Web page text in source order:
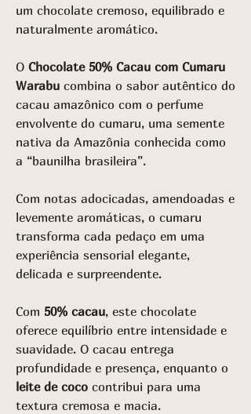
um chocolate cremoso, equilibrado e
naturalmente aromático.
O Chocolate 50% Cacau com Cumaru
Warabu combina o sabor autêntico do
cacau amazônico com o perfume
envolvente do cumaru, uma semente
nativa da Amazônia conhecida como
a “baunilha brasileira”.
Com notas adocicadas, amendoadas e
levemente aromáticas, o cumaru
transforma cada pedaço em uma
experiência sensorial elegante,
delicada e surpreendente.
Com 50% cacau, este chocolate
oferece equilíbrio entre intensidade e
suavidade. O cacau entrega
profundidade e presença, enquanto o
leite de coco contribui para uma
textura cremosa e macia.